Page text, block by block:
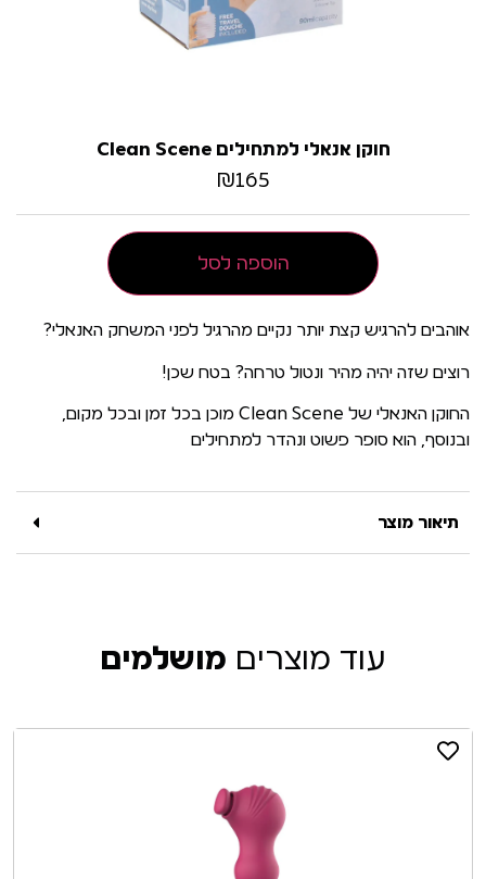
חוקן אנאלי למתחילים Clean Scene
₪165
הוספה לסל
אוהבים להרגיש קצת יותר נקיים מהרגיל לפני המשחק האנאלי?
רוצים שזה יהיה מהיר ונטול טרחה? בטח שכן!
החוקן האנאלי של Clean Scene מוכן בכל זמן ובכל מקום,
ובנוסף, הוא סופר פשוט ונהדר למתחילים
תיאור מוצר
עוד מוצרים מושלמים